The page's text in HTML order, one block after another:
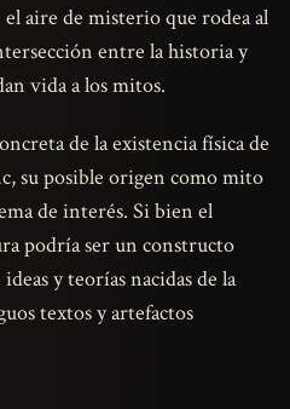
aire de misterio que rodea al
entre la historia y
vida a los mitos.
de la existencia física de
su posible origen como mito
de interés. Si bien el
podría ser un constructo
y teorías nacidas de la
textos y artefactos